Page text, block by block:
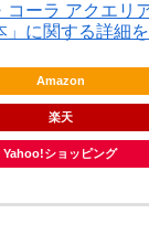
ーラ アクエリ
」に関する詳細
Amazon
楽天
Yahoo!ショッピング